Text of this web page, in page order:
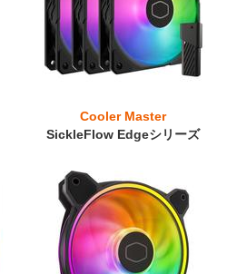
Cooler Master
SickleFlow Edgeシリーズ